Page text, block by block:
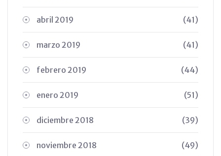
abril 2019 (41)
marzo 2019 (41)
febrero 2019 (44)
enero 2019 (51)
diciembre 2018 (39)
noviembre 2018 (49)